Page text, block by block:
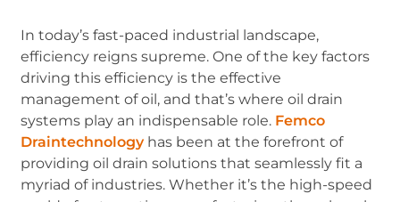
In today’s fast-paced industrial landscape,
efficiency reigns supreme. One of the key factors
driving this efficiency is the effective
management of oil, and that’s where oil drain
systems play an indispensable role. Femco
Draintechnologyhas been at the forefront of
providing oil drain solutions that seamlessly fit a
myriad of industries. Whether it’s the high-speed